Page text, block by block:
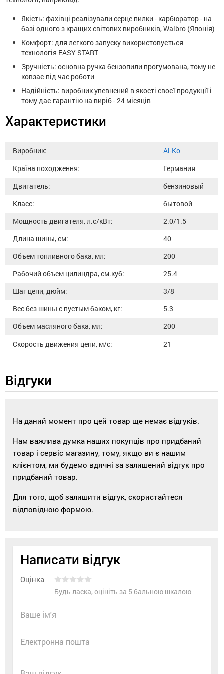
Якість: фахівці реалізували серце пилки - карбюратор - на
базі одного з кращих світових виробників, Walbro (Японія)
Комфорт: для легкого запуску використовується
технологія EASY START
Зручність: основна ручка бензопили прогумована, тому не
ковзає під час роботи
Надійність: виробник упевнений в якості своєї продукції і
тому дає гарантію на виріб - 24 місяців
Характеристики
Виробник:
Al-Ko
Країна походження:
Германия
Двигатель:
бензиновый
Класс:
бытовой
Мощность двигателя, л.с/кВт:
2.0/1.5
Длина шины, см:
40
Объем топливного бака, мл:
200
Рабочий объем цилиндра, см.куб:
25.4
Шаг цепи, дюйм:
3/8
Вес без шины с пустым баком, кг:
5.3
Объем масляного бака, мл:
200
Скорость движения цепи, м/с:
21
Відгуки
На даний момент про цей товар ще немає відгуків.
Нам важлива думка наших покупців про придбаний
товар і сервіс магазину, тому, якщо ви є нашим
клієнтом, ми будемо вдячні за залишений відгук про
придбаний товар.
Для того, щоб залишити відгук, скористайтеся
відповідною формою.
Написати відгук
Оцінка
Будь ласка, оцініть за 5 бальною шкалою
Ваше ім'я
Електронна пошта